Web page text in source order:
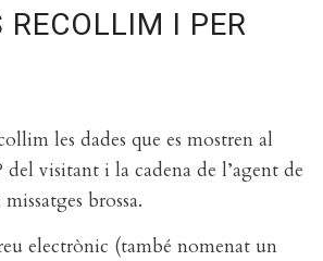
RECOLLIM I PER
les dades que es mostren al
visitant i la cadena de l’agent de
brossa.
electrònic (també nomenat un